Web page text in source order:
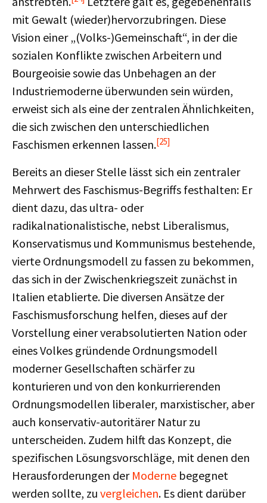
mit Gewalt (wieder)hervorzubringen. Diese
Vision einer „(Volks-)Gemeinschaft“, in der die
sozialen Konflikte zwischen Arbeitern und
Bourgeoisie sowie das Unbehagen an der
Industriemoderne überwunden sein würden,
erweist sich als eine der zentralen Ähnlichkeiten,
die sich zwischen den unterschiedlichen
Faschismen erkennen lassen.[25]
Bereits an dieser Stelle lässt sich ein zentraler
Mehrwert des Faschismus-Begriffs festhalten: Er
dient dazu, das ultra- oder
radikalnationalistische, nebst Liberalismus,
Konservatismus und Kommunismus bestehende,
vierte Ordnungsmodell zu fassen zu bekommen,
das sich in der Zwischenkriegszeit zunächst in
Italien etablierte. Die diversen Ansätze der
Faschismusforschung helfen, dieses auf der
Vorstellung einer verabsolutierten Nation oder
eines Volkes gründende Ordnungsmodell
moderner Gesellschaften schärfer zu
konturieren und von den konkurrierenden
Ordnungsmodellen liberaler, marxistischer, aber
auch konservativ-autoritärer Natur zu
unterscheiden. Zudem hilft das Konzept, die
spezifischen Lösungsvorschläge, mit denen den
Herausforderungen der Moderne begegnet
werden sollte, zu vergleichen. Es dient darüber